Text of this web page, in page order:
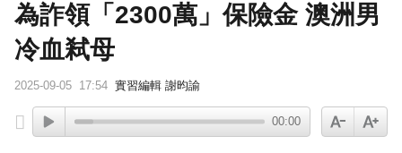
為詐領「2300萬」保險金 澳洲男
冷血弒母
2025-09-05 17:54 實習編輯 謝昀諭
00:00